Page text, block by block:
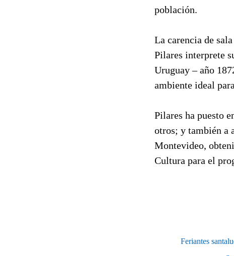
población.
La carencia de
Pilares interprete
Uruguay – año
ambiente ideal
Pilares ha puesto
otros; y también a
Montevideo,
Cultura para el
Feriantes